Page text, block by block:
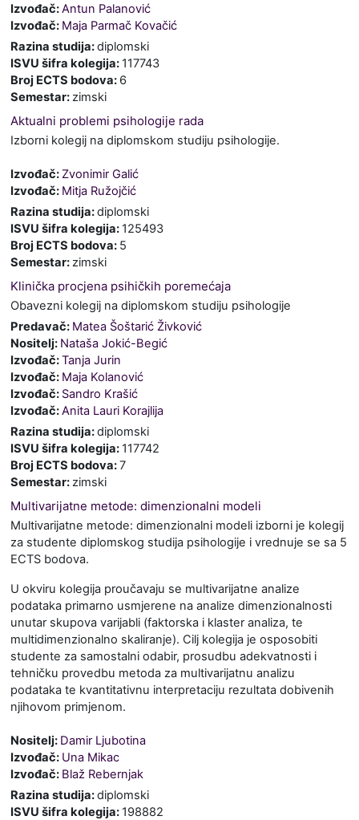
Izvođač:Antun Palanović
Izvođač: Maja Parmač Kovačić
Razina studija:diplomski
ISVU šifra kolegija: 117743
Broj ECTS bodova: 6
Semestar:zimski
Aktualni problemi psihologije rada
Izborni kolegij na diplomskom studiju psihologije.
Izvođač: Zvonimir Galić
Izvođač: Mitja Ružojčić
Razina studija:diplomski
ISVU šifra kolegija: 125493
Broj ECTS bodova: 5
Semestar:zimski
Klinička procjena psihičkih poremećaja
Obavezni kolegij na diplomskom studiju psihologije
Predavač: Matea Šoštarić Živković
Nositelj: Nataša Jokić-Begić
Izvođač:Tanja Jurin
Izvođač: Maja Kolanović
Izvođač: Sandro Krašić
Izvođač:Anita Lauri Korajlija
Razina studija:diplomski
ISVU šifra kolegija: 117742
Broj ECTS bodova:7
Semestar:zimski
Multivarijatne metode: dimenzionalni modeli
Multivarijatne metode: dimenzionalni modeli izborni je kolegij
za studente diplomskog studija psihologije i vrednuje se sa 5
ECTS bodova.
U okviru kolegija proučavaju se multivarijatne analize
podataka primarno usmjerene na analize dimenzionalnosti
unutar skupova varijabli (faktorska i klaster analiza, te
multidimenzionalno skaliranje). Cilj kolegija je osposobiti
studente za samostalni odabir, prosudbu adekvatnosti i
tehničku provedbu metoda za multivarijatnu analizu
podataka te kvantitativnu interpretaciju rezultata dobivenih
njihovom primjenom.
Nositelj: Damir Ljubotina
Izvođač: Una Mikac
Izvođač: Blaž Rebernjak
Razina studija:diplomski
ISVU šifra kolegija: 198882